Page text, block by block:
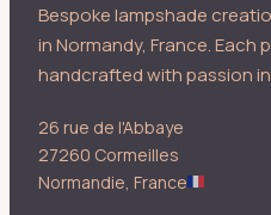
Bespoke lampshade
in Normandy, France. Each
handcrafted with passion
26 rue de l'Abbaye
27260 Cormeilles
Normandie, France